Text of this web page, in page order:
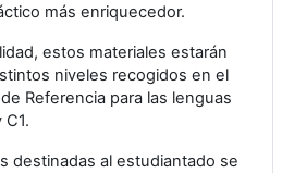
más enriquecedor.
estos materiales estarán
niveles recogidos en el
Referencia para las lenguas
C1.
destinadas al estudiantado se